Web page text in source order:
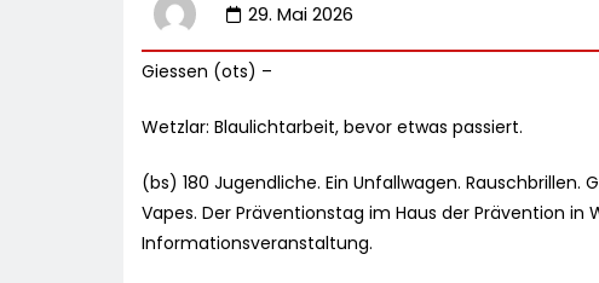
29. Mai 2026
Giessen (ots) –
Wetzlar: Blaulichtarbeit, bevor etwas passiert.
(bs) 180 Jugendliche. Ein Unfallwagen.
Vapes. Der Präventionstag im Haus der Prävention in
Informationsveranstaltung.